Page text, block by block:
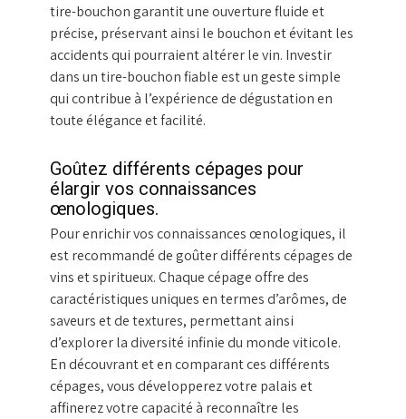
tire-bouchon garantit une ouverture fluide et
précise, préservant ainsi le bouchon et évitant les
accidents qui pourraient altérer le vin. Investir
dans un tire-bouchon fiable est un geste simple
qui contribue à l’expérience de dégustation en
toute élégance et facilité.
Goûtez différents cépages pour
élargir vos connaissances
œnologiques.
Pour enrichir vos connaissances œnologiques, il
est recommandé de goûter différents cépages de
vins et spiritueux. Chaque cépage offre des
caractéristiques uniques en termes d’arômes, de
saveurs et de textures, permettant ainsi
d’explorer la diversité infinie du monde viticole.
En découvrant et en comparant ces différents
cépages, vous développerez votre palais et
affinerez votre capacité à reconnaître les